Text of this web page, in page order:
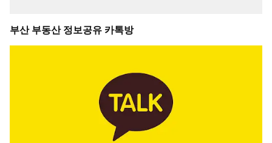
부산 부동산 정보공유 카톡방